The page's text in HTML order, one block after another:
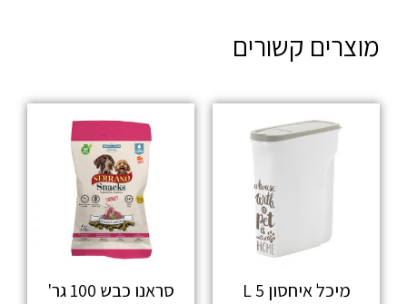
מוצרים קשורים
מיכל איחסון 5 L סראנו כבש 100 גר'